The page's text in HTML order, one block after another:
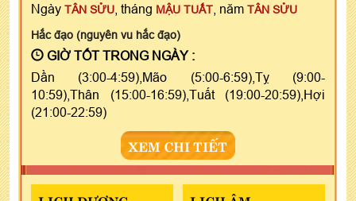
Ngày TÂN SỬU , tháng MẬU TUẤT , năm TÂN SỬU
Hắc đạo (nguyên vu hắc đạo)
GIỜ TỐT TRONG NGÀY :
Dần (3:00-4:59),Mão (5:00-6:59),Tỵ (9:00-
10:59),Thân (15:00-16:59),Tuất (19:00-20:59),Hợi
(21:00-22:59)
XEM CHI TIẾT